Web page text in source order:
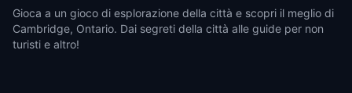
Gioca a un gioco di esplorazione della città e scopri il meglio di
Cambridge, Ontario. Dai segreti della città alle guide per non
turisti e altro!